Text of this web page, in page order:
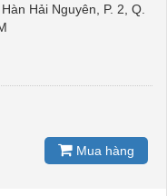
Hải Nguyên, P. 2, Q.
Mua hàng